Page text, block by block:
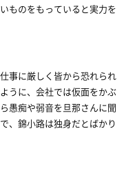
ものをもっていると実力を
事に厳しく皆から恐れられ
うに、会社では仮面をかぶ
愚痴や弱音を旦那さんに聞
、錦小路は独身だとばかり